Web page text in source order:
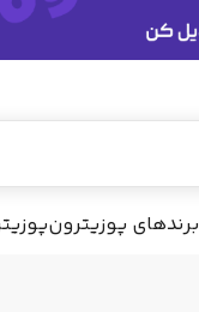
برندهای پوزیترون